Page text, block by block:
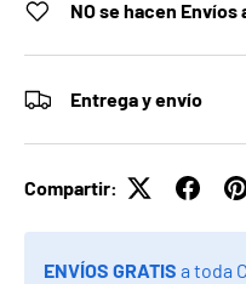
NO se hacen Envíos
Entrega y envío
Compartir:
ENVÍOS GRATIS a toda